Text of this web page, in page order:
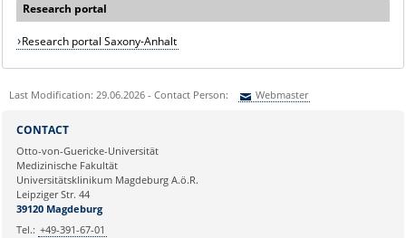
Research portal
Research portal Saxony-Anhalt
Last Modification: 29.06.2026 - Contact Person: Webmaster
Ihre E-Mailadresse:
Ihr Anliegen:
CONTACT
Otto-von-Guericke-Universität
Medizinische Fakultät
Universitätsklinikum Magdeburg A.ö.R.
Leipziger Str. 44
39120 Magdeburg
Tel.: +49-391-67-01